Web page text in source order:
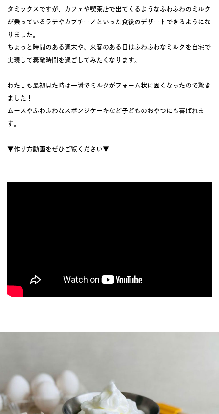
タミックスですが、カフェや喫茶店で出てくるようなふわふわのミルク
が乗っているラテやカプチーノといった食後のデザートできるようにな
りました。
ちょっと時間のある週末や、来客のある日はふわふわなミルクを自宅で
実現して素敵時間を過ごしてみたくなります。
わたしも最初見た時は一瞬でミルクがフォーム状に固くなったので驚き
ました！
ムースやふわふわなスポンジケーキなど子どものおやつにも喜ばれま
す。
▼作り方動画をぜひご覧ください▼